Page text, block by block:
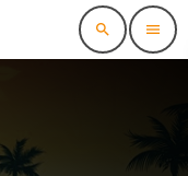
search menu